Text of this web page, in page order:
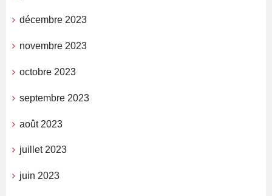
décembre 2023
novembre 2023
octobre 2023
septembre 2023
août 2023
juillet 2023
juin 2023